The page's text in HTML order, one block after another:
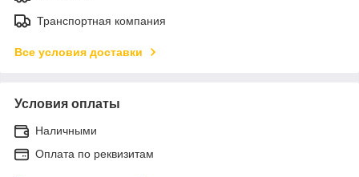
Транспортная компания
Все условия доставки
Условия оплаты
Наличными
Оплата по реквизитам